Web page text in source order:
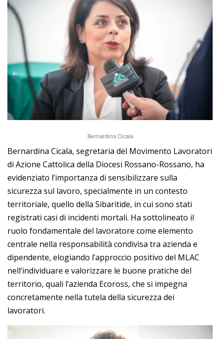
Bernardina Cicala
Bernardina Cicala, segretaria del Movimento Lavoratori
di Azione Cattolica della Diocesi Rossano-Rossano, ha
evidenziato l’importanza di sensibilizzare sulla
sicurezza sul lavoro, specialmente in un contesto
territoriale, quello della Sibaritide, in cui sono stati
registrati casi di incidenti mortali. Ha sottolineato il
ruolo fondamentale del lavoratore come elemento
centrale nella responsabilità condivisa tra azienda e
dipendente, elogiando l’approccio positivo del MLAC
nell’individuare e valorizzare le buone pratiche del
territorio, quali l’azienda Ecoross, che si impegna
concretamente nella tutela della sicurezza dei
lavoratori.